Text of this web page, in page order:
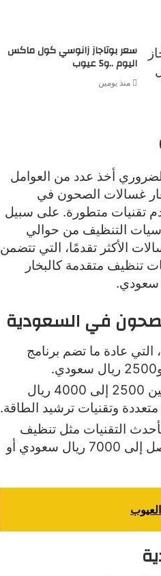
سعر بوتاجاز زانوسي كول ماكس
اليوم ..و5 عيوب
منذ يومين
أخذ عدد من العوامل
غسالات الصحون في
تقنيات متطورة. على سبيل
التنظيف من حوالي
سعودي. أما الغسالات الأكثر تقدمًا، التي تتضمن
تنظيف متقدمة كالبخار
في السعودية
التي عادة ما تضم برنامج
تتراوح أسعار هذه الفئة ما بين 2500 إلى 4000 ريال
وتقنيات ترشيد الطاقة.
التقنيات مثل تنظيف
بالبخار والتقنيات الذكية من 4000 ريال سعودي وقد تصل إلى 7000 ريال سعودي أو